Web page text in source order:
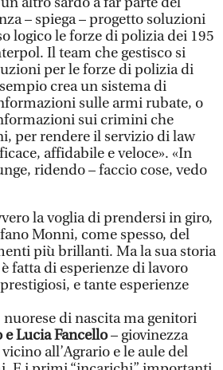
– spiega – progetto soluzioni
logico le forze di polizia dei 195
Il team che gestisco si
per le forze di polizia di
crea un sistema di
sulle armi rubate, o
sui crimini che
per rendere il servizio di law
affidabile e veloce». «In
ridendo – faccio cose, vedo
la voglia di prendersi in giro,
Monni, come spesso, del
più brillanti. Ma la sua storia
fatta di esperienze di lavoro
e tante esperienze
di nascita ma genitori
e Lucia Fancello– giovinezza
all’Agrario e le aule del